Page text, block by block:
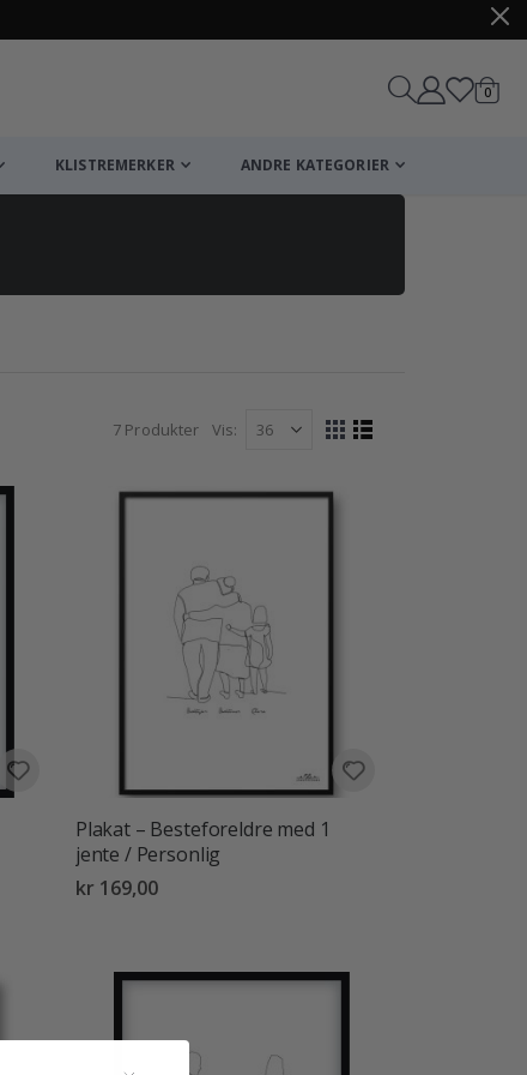
0varer
KLISTREMERKER ANDRE KATEGORIER
7 Produkter Vis
Vise
Rutenett
Liste
Plakat – Besteforeldre med 1
jente / Personlig
kr 169,00